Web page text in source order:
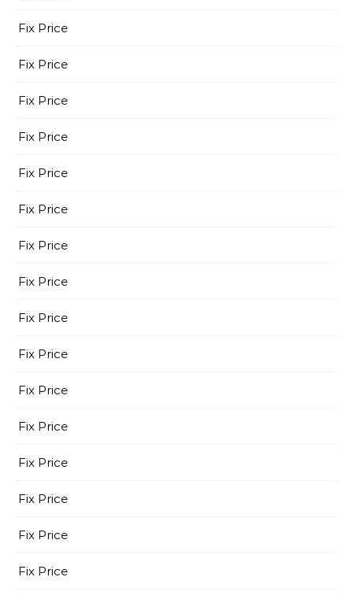
Fix Price
Fix Price
Fix Price
Fix Price
Fix Price
Fix Price
Fix Price
Fix Price
Fix Price
Fix Price
Fix Price
Fix Price
Fix Price
Fix Price
Fix Price
Fix Price